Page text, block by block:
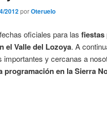
2012porOteruelo
oficiales para las fiestas
el Valle del Lozoya. A
importantes y cercanas a
programación en la Sierra